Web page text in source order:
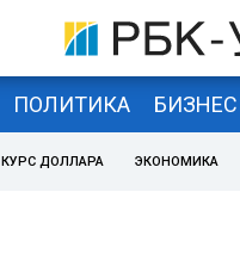
ПОЛИТИКА БИЗНЕС
КУРС ДОЛЛАРА ЭКОНОМИКА